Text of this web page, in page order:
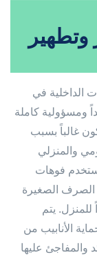
وتطهير
الداخلية في
ومسؤولية كاملة
غالباً بسبب
والمنزلي
فوهات
الصرف الصغيرة
للمنزل. يتم
الأنابيب من
والمفاجئ عليها